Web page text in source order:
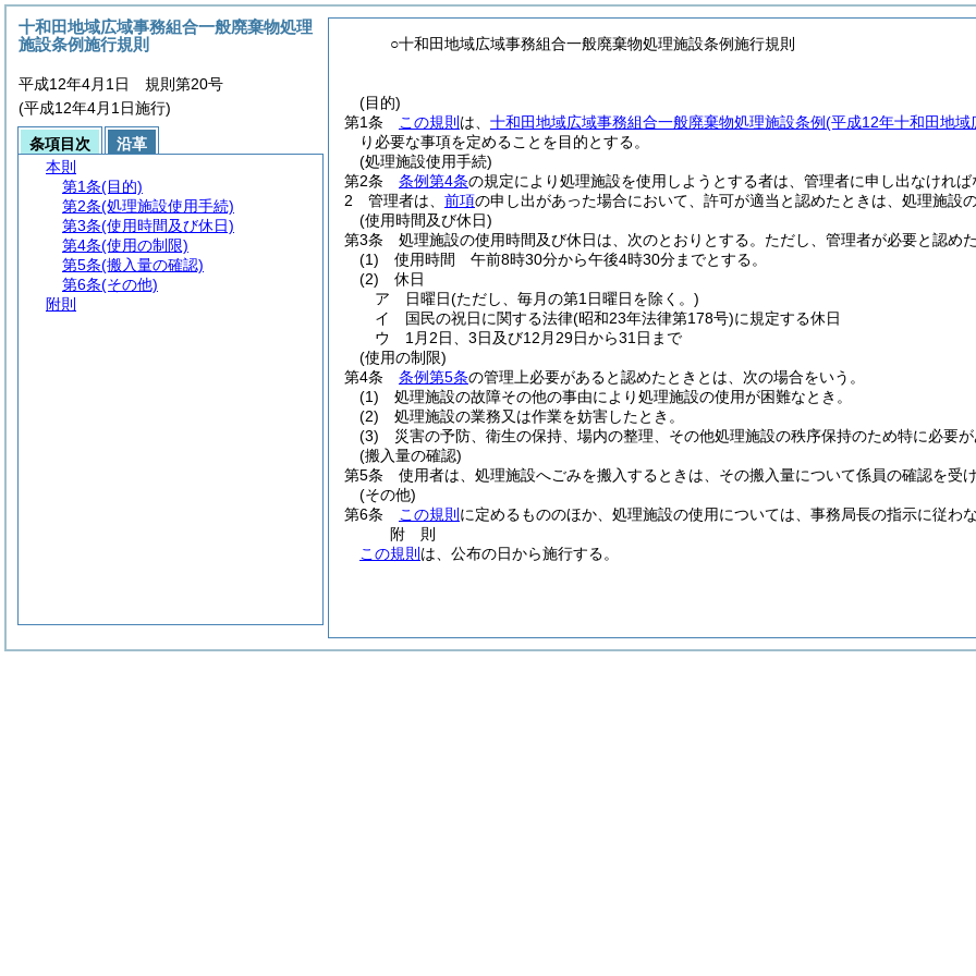
○十和田地域広域事務組合一般廃棄物処理施設条例施行規則
(目的)
第1条
この規則 は、 十和田地域広域事務組合一般廃棄物処理施設条例(平成12年十和田地域
り必要な事項を定めることを目的とする。
(処理施設使用手続)
第2条
条例第4条の規定により処理施設を使用しようとする者は、管理者に申し出なければ
2
管理者は、 前項の申し出があった場合において、許可が適当と認めたときは、処理施設
(使用時間及び休日)
第3条
処理施設の使用時間及び休日は、次のとおりとする。 ただし、管理者が必要と認め
(1)
使用時間 午前8時30分から午後4時30分までとする。
(2)
休日
ア
日曜日(ただし、毎月の第1日曜日を除く。)
イ
国民の祝日に関する法律(昭和23年法律第178号)に規定する休日
ウ
1月2日、3日及び12月29日から31日まで
(使用の制限)
第4条
条例第5条の管理上必要があると認めたときとは、次の場合をいう。
(1)
処理施設の故障その他の事由により処理施設の使用が困難なとき。
(2)
処理施設の業務又は作業を妨害したとき。
(3)
災害の予防、衛生の保持、場内の整理、その他処理施設の秩序保持のため特に必要が
(搬入量の確認)
第5条
使用者は、処理施設へごみを搬入するときは、その搬入量について係員の確認を受
(その他)
第6条
この規則 に定めるもののほか、処理施設の使用については、事務局長の指示に従わ
附 則
この規則 は、公布の日から施行する。
十和田地域広域事務組合一般廃棄物処理
施設条例施行規則
平成12年4月1日 規則第20号
(平成12年4月1日施行)
条項目次
沿革
本則
第1条(目的)
第2条(処理施設使用手続)
第3条(使用時間及び休日)
第4条(使用の制限)
第5条(搬入量の確認)
第6条(その他)
附則